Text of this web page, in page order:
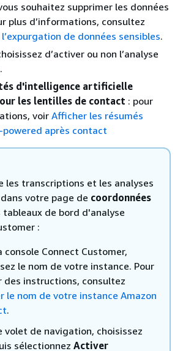
souhaitez supprimer les données
plus d’informations, consultez
de données sensibles.
d’activer ou non l’analyse
d'intelligence artificielle
les lentilles de contact : pour
voir Afficher les résumés
après contact
les transcriptions et les analyses
votre page de coordonnées
tableaux de bord d'analyse
:
console Connect Customer,
le nom de votre instance. Pour
des instructions, consultez
le nom de votre instance Amazon
.
volet de navigation, choisissez
sélectionnez Activer